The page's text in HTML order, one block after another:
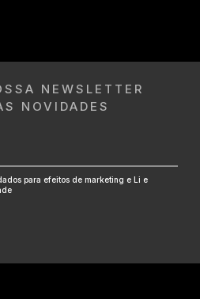
NEWSLETTER
NOVIDADES
para efeitos de marketing e Li e